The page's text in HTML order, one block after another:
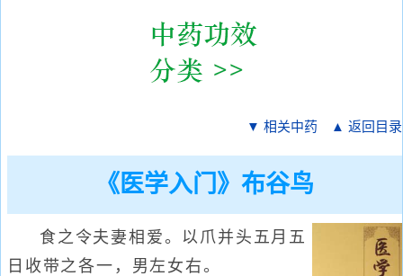
▼ 相关中药 ▲ 返回目录
《医学入门》布谷鸟
食之令夫妻相爱。以爪并头五月五
日收带之各一，男左女右。